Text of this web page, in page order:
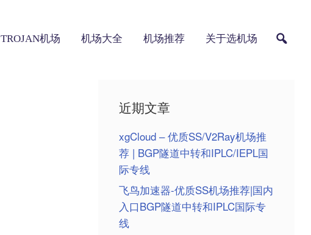
TROJAN机场 机场大全 机场推荐 关于选机场
近期文章
xgCloud – 优质SS/V2Ray机场推
荐 | BGP隧道中转和IPLC/IEPL国
际专线
飞鸟加速器-优质SS机场推荐|国内
入口BGP隧道中转和IPLC国际专
线